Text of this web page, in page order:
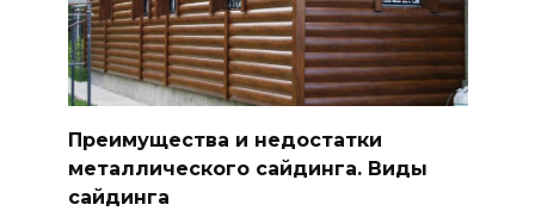
Преимущества и недостатки
металлического сайдинга. Виды
сайдинга